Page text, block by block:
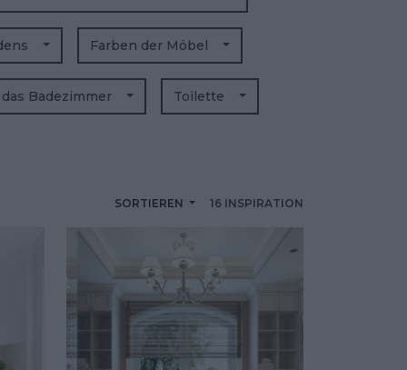
SORTIEREN 16 INSPIRATION
Farben der Möbel
Badezimmer Toilette